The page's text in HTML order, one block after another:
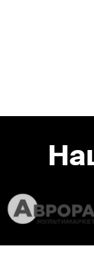
Slide 1 of 2.